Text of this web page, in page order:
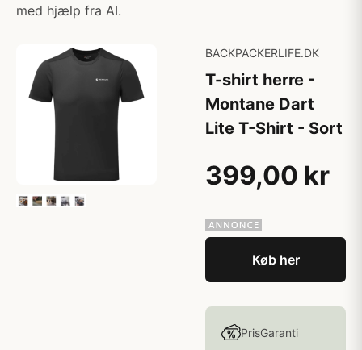
med hjælp fra AI.
BACKPACKERLIFE.DK
T-shirt herre -
Montane Dart
Lite T-Shirt - Sort
399,00 kr
Køb her
PrisGaranti